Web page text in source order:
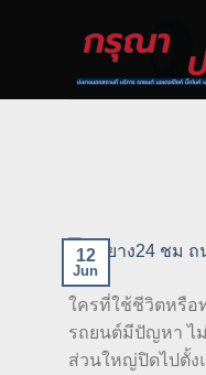
12
Jun
ใครที่ใช้ชีวิตหรือ
รถยนต์มีปัญหา ไ
ส่วนใหญ่ปิดไปตั้ง